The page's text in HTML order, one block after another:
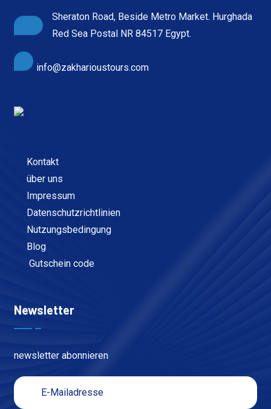
Sheraton Road, Beside Metro Market. Hurghada
Red Sea Postal NR 84517 Egypt.
info@zakharioustours.com
Kontakt
über uns
Impressum
Datenschutzrichtlinien
Nutzungsbedingung
Blog
Gutschein code
Newsletter
newsletter abonnieren